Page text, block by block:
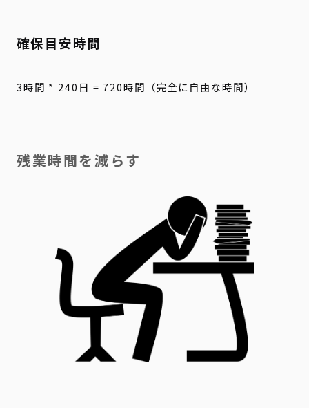
確保目安時間
3時間 * 240日 = 720時間（完全に自由な時間）
残業時間を減らす